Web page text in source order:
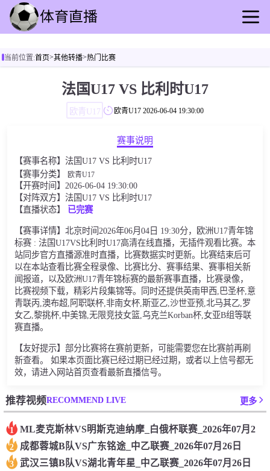
足球直播
其他转播
当前位置:首页>其他转播>热门比赛
法国U17 VS 比利时U17
欧青U17 欧青U17 2026-06-04 19:30:00
赛事说明
【赛事名称】法国U17 VS 比利时U17
【赛事分类】
欧青U17
【开赛时间】2026-06-04 19:30:00
【对阵双方】法国U17 VS 比利时U17
【直播状态】
已完赛
【赛事详情】北京时间2026年06月04日 19:30分，欧洲U17青年锦
标赛 : 法国U17VS比利时U17高清在线直播，无插件观看比赛。本
站同步官方直播源准时直播，比赛数据实时更新。比赛结束后可
以在本站查看比赛全程录像、比赛比分、赛事结果、赛事相关新
闻报道，以及欧洲U17青年锦标赛的最新赛事直播，比赛录像，
比赛视频下载，精彩片段集锦等。同时还提供英南甲西,巴圣杯,意
青联丙,澳布超,阿职联杯,非南女杯,斯亚乙,沙世亚预,北马其乙,罗
女乙,黎挑杯,中美锦,无限竞技女篮,乌克兰Korban杯,女亚B组等联
赛直播。
【友好提示】部分比赛将在赛前更新，可能需要您在比赛前再刷
新查看。 如果本页面比赛已经过期已经过期，或者以上信号都无
效，请进入网站首页查看最新直播信号。
推荐视频RECOMMEND LIVE 更多
1 ML麦克斯林VS明斯克迪纳摩_白俄杯联赛_2026年07月2
2 成都蓉城B队VS广东铭途_中乙联赛_2026年07月26日
3 武汉三镇B队VS湖北青年星_中乙联赛_2026年07月26日